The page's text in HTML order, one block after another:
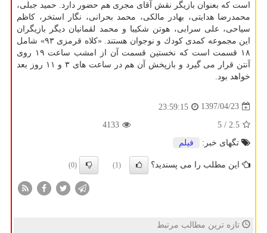
است كه بعنوان بازیگر نقش آقای مجری هم حضور دارد. حمید جبلی،
محمدرضا هدایتی، بهادر مالكی، محمد بحرانی، نگار استخر، كاظم
سیاحی، علی سرابی، هوتن شكیبا و محمد لقمانیان دیگر بازیگران
این مجموعه كمدی كودك و نوجوان هستند. «كلاه قرمزی ۹۳» شامل
۱۸ قسمت است كه نخستین قسمت آن از امشب ساعت ۱۹ روی
آنتن قرار می گیرد و بازپخش آن هم در ساعت های ۳ و ۱۱ روز بعد
خواهد بود.
1397/04/23
23:59:15
2.5
/ 5
4133
تگهای خبر:
فیلم
این مطلب را می پسندید؟ (1)
(0)
تازه ترین مطالب مرتبط